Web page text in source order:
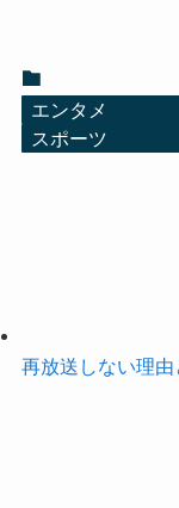
エンタメ
スポーツ
再放送しない理